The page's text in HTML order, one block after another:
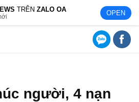
TRÊNZALO OA OPEN
người, 4 nạn